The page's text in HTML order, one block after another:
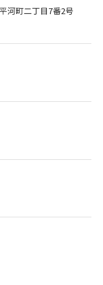
河町二丁目7番2号